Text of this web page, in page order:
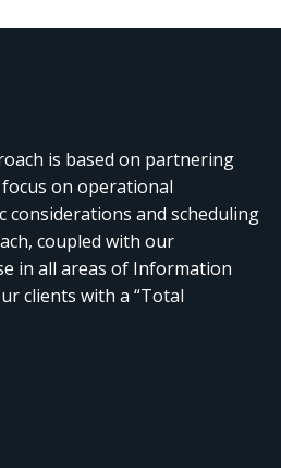
is based on partnering
on operational
considerations and scheduling
coupled with our
in all areas of Information
clients with a “Total